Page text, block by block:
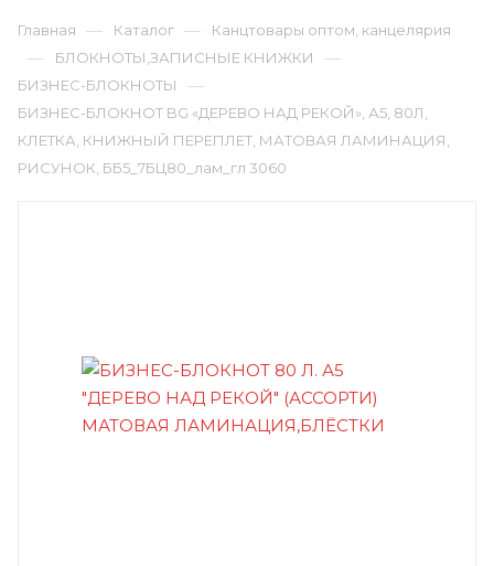
Главная — Каталог — Канцтовары оптом, канцелярия
— БЛОКНОТЫ,ЗАПИСНЫЕ КНИЖКИ —
БИЗНЕС-БЛОКНОТЫ —
БИЗНЕС-БЛОКНОТ BG «ДЕРЕВО НАД РЕКОЙ», А5, 80Л,
КЛЕТКА, КНИЖНЫЙ ПЕРЕПЛЕТ, МАТОВАЯ ЛАМИНАЦИЯ,
РИСУНОК, ББ5_7БЦ80_лам_гл 3060